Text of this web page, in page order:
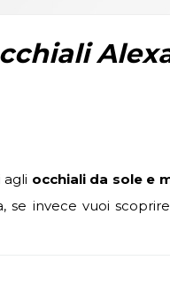
agli occhiali da sole e
se invece vuoi